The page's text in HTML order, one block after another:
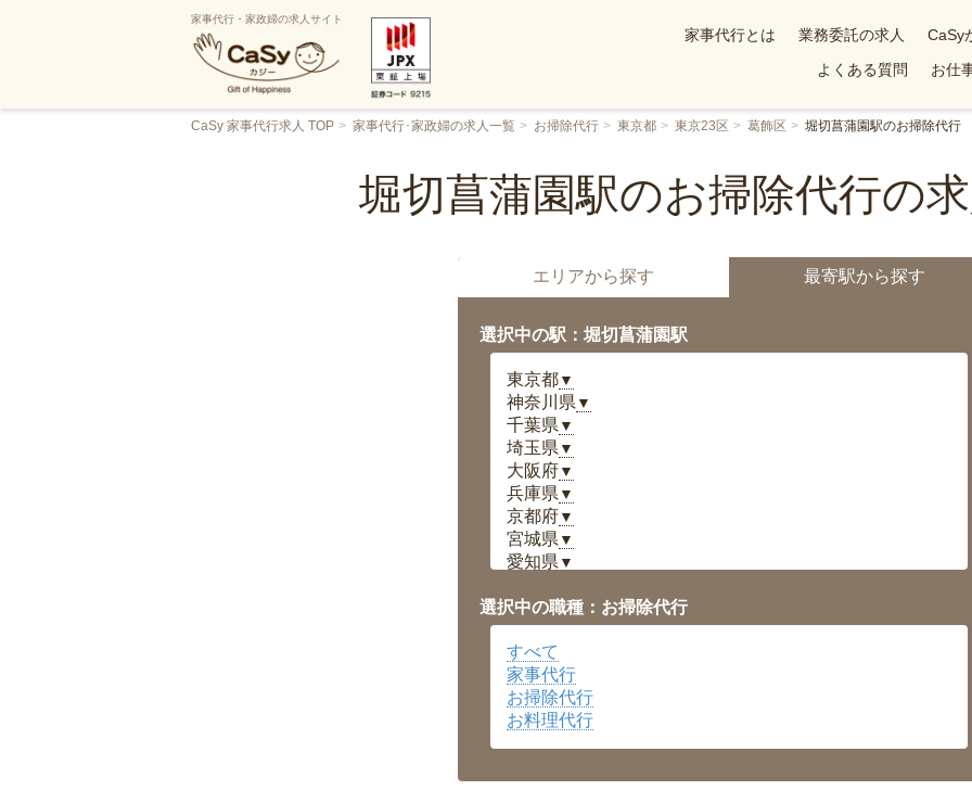
家事代行・家政婦の求人サイト
家事代行とは 業務委託の求人
CaSy
よくある質問
お仕
CaSy 家事代行求人 TOP 家事代行･家政婦の求人一覧 お掃除代行 東京都 東京23区 葛飾区 堀切菖蒲園駅のお掃除代行
堀切菖蒲園駅のお掃除代行の
エリアから探す 最寄駅から探す
選択中の駅：堀切菖蒲園駅
東京都▼
神奈川県 ▼
千葉県 ▼
埼玉県 ▼
大阪府▼
兵庫県 ▼
京都府▼
宮城県 ▼
愛知県 ▼
岡山県▼
広島県▼
沖縄県
選択中の職種：お掃除代行
すべて
家事代行
お掃除代行
お料理代行